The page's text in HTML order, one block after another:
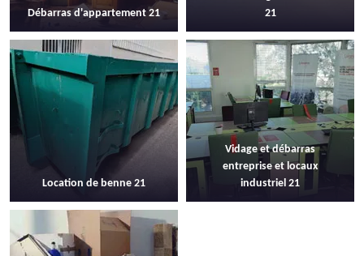
Débarras d'appartement 21
21
Location de benne 21
Vidage et débarras
entreprise et locaux
industriel 21